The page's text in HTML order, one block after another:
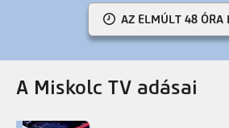
AZ ELMÚLT 48 ÓRA
A Miskolc TV adásai